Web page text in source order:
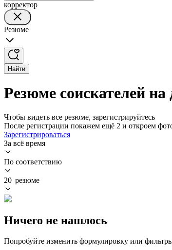
корректор
Резюме
Найти
Резюме соискателей
Чтобы видеть все резюме, зарегистрируйтесь
После регистрации покажем ещё 2 и откроем
Зарегистрироваться
За всё время
По соответствию
20 резюме
Ничего не нашлось
Попробуйте изменить формулировку или